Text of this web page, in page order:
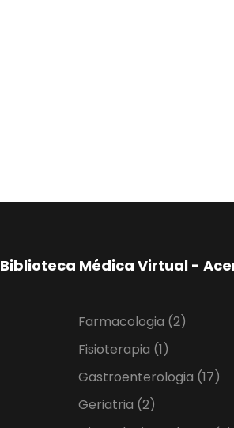
Biblioteca Médica Virtual -
Farmacologia (2)
Fisioterapia (1)
Gastroenterologia (17)
Geriatria (2)